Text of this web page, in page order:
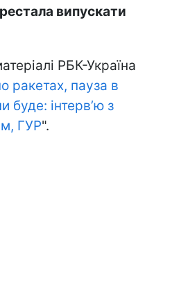
випускати
РБК-Україна
ракетах, пауза в
буде: інтервʼю з
ГУР".